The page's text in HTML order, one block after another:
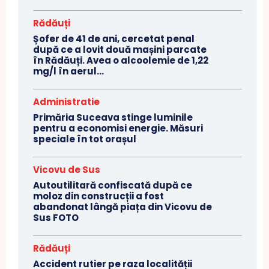
Rădăuți
Șofer de 41 de ani, cercetat penal
după ce a lovit două mașini parcate
în Rădăuți. Avea o alcoolemie de 1,22
mg/l în aerul...
Administratie
Primăria Suceava stinge luminile
pentru a economisi energie. Măsuri
speciale în tot orașul
Vicovu de Sus
Autoutilitară confiscată după ce
moloz din construcții a fost
abandonat lângă piața din Vicovu de
Sus FOTO
Rădăuți
Accident rutier pe raza localității